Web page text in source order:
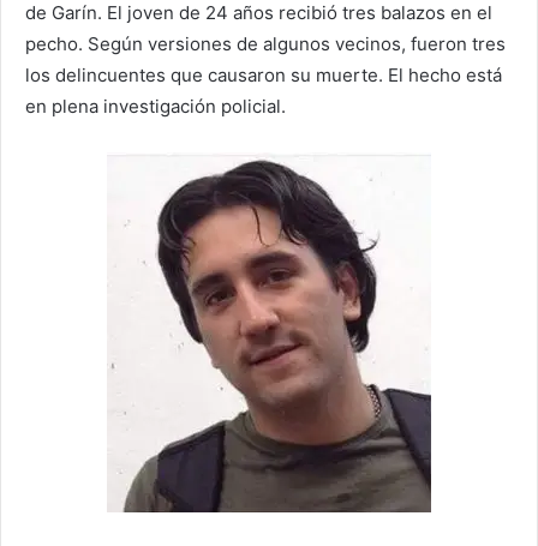
de Garín. El joven de 24 años recibió tres balazos en el
pecho. Según versiones de algunos vecinos, fueron tres
los delincuentes que causaron su muerte. El hecho está
en plena investigación policial.